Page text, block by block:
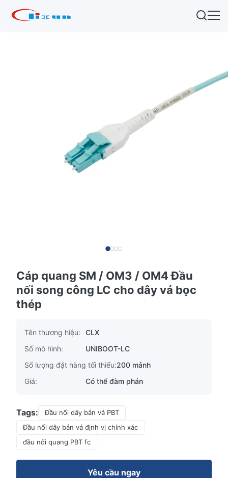
Cáp quang SM / OM3 / OM4 Đầu
nối song công LC cho dây vá bọc
thép
Tên thương hiệu:
CLX
Số mô hình:
UNIBOOT-LC
Số lượng đặt hàng tối thiểu:200 mảnh
Giá:
Có thể đàm phán
Tags:
Đầu nối dây bản vá PBT
Đầu nối dây bản vá định vị chính xác
đầu nối quang PBT fc
Yêu cầu ngay